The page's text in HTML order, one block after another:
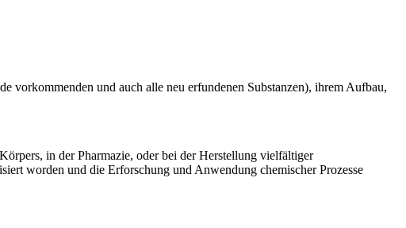
vorkommenden und auch alle neu erfundenen Substanzen), ihrem Aufbau,
in der Pharmazie, oder bei der Herstellung vielfältiger
worden und die Erforschung und Anwendung chemischer Prozesse